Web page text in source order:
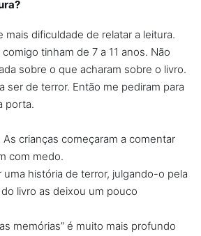
mais dificuldade de relatar a leitura.
tinham de 7 a 11 anos. Não
sobre o que acharam sobre o livro.
ser de terror. Então me pediram para
porta.
crianças começaram a comentar
com medo.
história de terror, julgando-o pela
livro as deixou um pouco
memórias” é muito mais profundo